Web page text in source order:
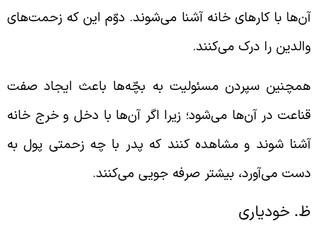
آن‌ها با کارهای خانه آشنا می‌شوند. دوّم این که زحمت‌‎های
را درک می‌کنند.
سپردن مسئولیت به بچّه‌ها باعث ایجاد صفت
در آن‌ها می‌شود؛ زیرا اگر آ‌‌ن‌ها با دخل و خرج خانه
شوند و مشاهده ‌کنند که پدر با چه زحمتی پول به
می‌آورد، بیشتر صرفه جویی می‌کنند.
خودیاری